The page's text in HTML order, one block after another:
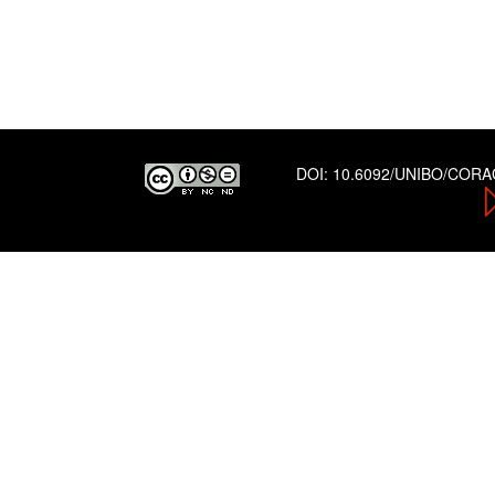
DOI: 10.6092/UNIBO/